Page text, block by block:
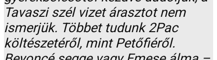
Tavaszi szél vizet árasztot nem
ismerjük. Többet tudunk 2Pac
költészetéről, mint Petőfiéről.